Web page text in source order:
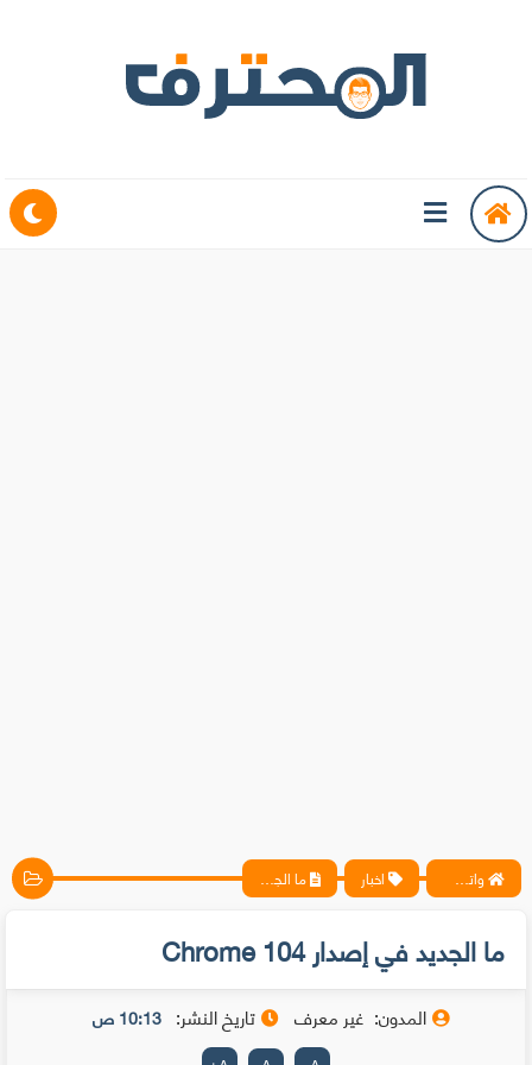
واتس آب ، فيسبوك ، أنترنت ، شروحات تقنية حصرية - المحترف اخبار ما الجديد في إصدار Chrome 104
ما الجديد في إصدار Chrome 104
المدون: غير معرف تاريخ النشر: 10:13 ص